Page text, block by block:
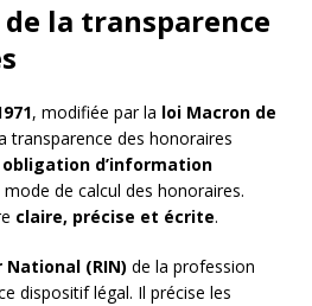
la transparence
, modifiée par la loi Macron de
transparence des honoraires
obligation d’information
de calcul des honoraires.
claire, précise et écrite.
(RIN) de la profession
dispositif légal. Il précise les